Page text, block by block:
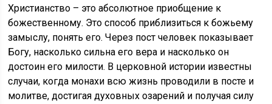
Христианство – это абсолютное приобщение к
божественному. Это способ приблизиться к божьему
замыслу, понять его. Через пост человек показывает
Богу, насколько сильна его вера и насколько он
достоин его милости. В церковной истории известны
случаи, когда монахи всю жизнь проводили в посте и
молитве, достигая духовных озарений и получая силу